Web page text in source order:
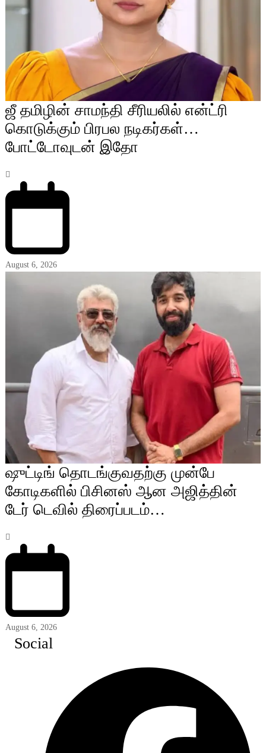
ஜீ தமிழின் சாமந்தி சீரியலில் என்ட்ரி
கொடுக்கும் பிரபல நடிகர்கள்…
போட்டோவுடன் இதோ
August 6, 2026
ஷுட்டிங் தொடங்குவதற்கு முன்பே
கோடிகளில் பிசினஸ் ஆன அஜித்தின்
டேர் டெவில் திரைப்படம்…
August 6, 2026
Social